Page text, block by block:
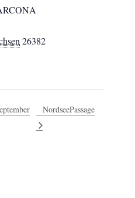
26382
NordseePassage